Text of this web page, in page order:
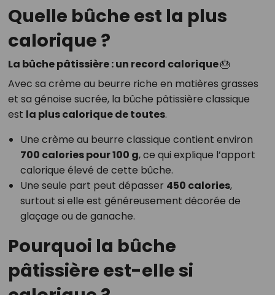
Quelle bûche est la plus
calorique ?
La bûche pâtissière : un record calorique 🎂
Avec sa crème au beurre riche en matières grasses
et sa génoise sucrée, la bûche pâtissière classique
est la plus calorique de toutes.
Une crème au beurre classique contient environ
700 calories pour 100 g, ce qui explique l’apport
calorique élevé de cette bûche.
Une seule part peut dépasser 450 calories,
surtout si elle est généreusement décorée de
glaçage ou de ganache.
Pourquoi la bûche
pâtissière est-elle si